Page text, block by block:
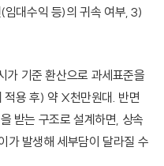
대수익 등)의 귀속 여부, 3)
가 기준 환산으로 과세표준을
용 후) 약 X천만원대. 반면
받는 구조로 설계하면, 상속
가 발생해 세부담이 달라질 수